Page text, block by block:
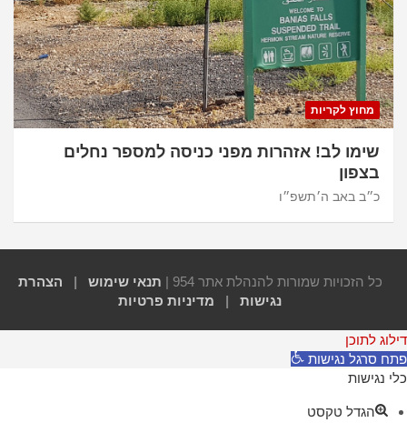
מחוץ לקריות
שימו לב! אזהרות מפני כניסה למספר נחלים
בצפון
כ״ב באב ה׳תשפ״ו
כל הזכויות שמורות להנהלת אתר 954 | תנאי שימוש | הצהרת
נגישות | מדיניות פרטיות
דילוג לתוכן
פתח סרגל נגישות
כלי נגישות
הגדל טקסט